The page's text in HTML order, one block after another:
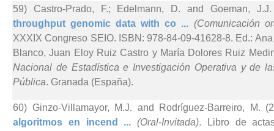
59) Castro-Prado, F.; Edelmann, D. and Goeman, J.J.
throughput genomic data with co ... (Comunicación
XXXIX Congreso SEIO. ISBN: 978-84-09-41628-8. Ed.:
Blanco, Juan Eloy Ruiz Castro y María Dolores Ruiz
Nacional de Estadística e Investigación Operativa y de
Pública. Granada (España).
60) Ginzo-Villamayor, M.J. and Rodríguez-Barreiro, M.
algoritmos en incend ... (Oral-Invitada). Libro de